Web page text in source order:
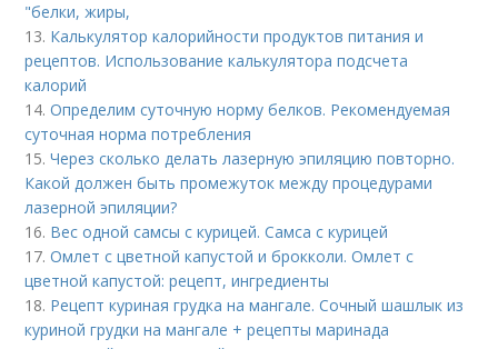
"белки, жиры,
13. Калькулятор калорийности продуктов питания и
рецептов. Использование калькулятора подсчета
калорий
14.Определим суточную норму белков. Рекомендуемая
суточная норма потребления
15.Через сколько делать лазерную эпиляцию повторно.
Какой должен быть промежуток между процедурами
лазерной эпиляции?
16. Вес одной самсы с курицей. Самса с курицей
17.Омлет с цветной капустой и брокколи. Омлет с
цветной капустой: рецепт, ингредиенты
18. Рецепт куриная грудка на мангале. Сочный шашлык из
куриной грудки на мангале + рецепты маринада